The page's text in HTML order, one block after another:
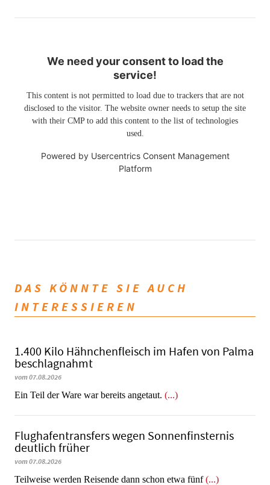
We need your consent to load the
service!
This content is not permitted to load due to trackers that are not
disclosed to the visitor. The website owner needs to setup the site
with their CMP to add this content to the list of technologies
used.
Powered by Usercentrics Consent Management
Platform
DAS KÖNNTE SIE AUCH
INTERESSIEREN
1.400 Kilo Hähnchenfleisch im Hafen von Palma
beschlagnahmt
vom 07.08.2026
​​​​​​​Ein Teil der Ware war bereits angetaut. (...)
Flughafentransfers wegen Sonnenfinsternis
deutlich früher
vom 07.08.2026
Teilweise werden Reisende dann schon etwa fünf(...)